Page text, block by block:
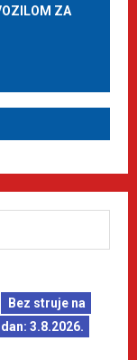
ZA
Bez struje na
dan: 3.8.2026.